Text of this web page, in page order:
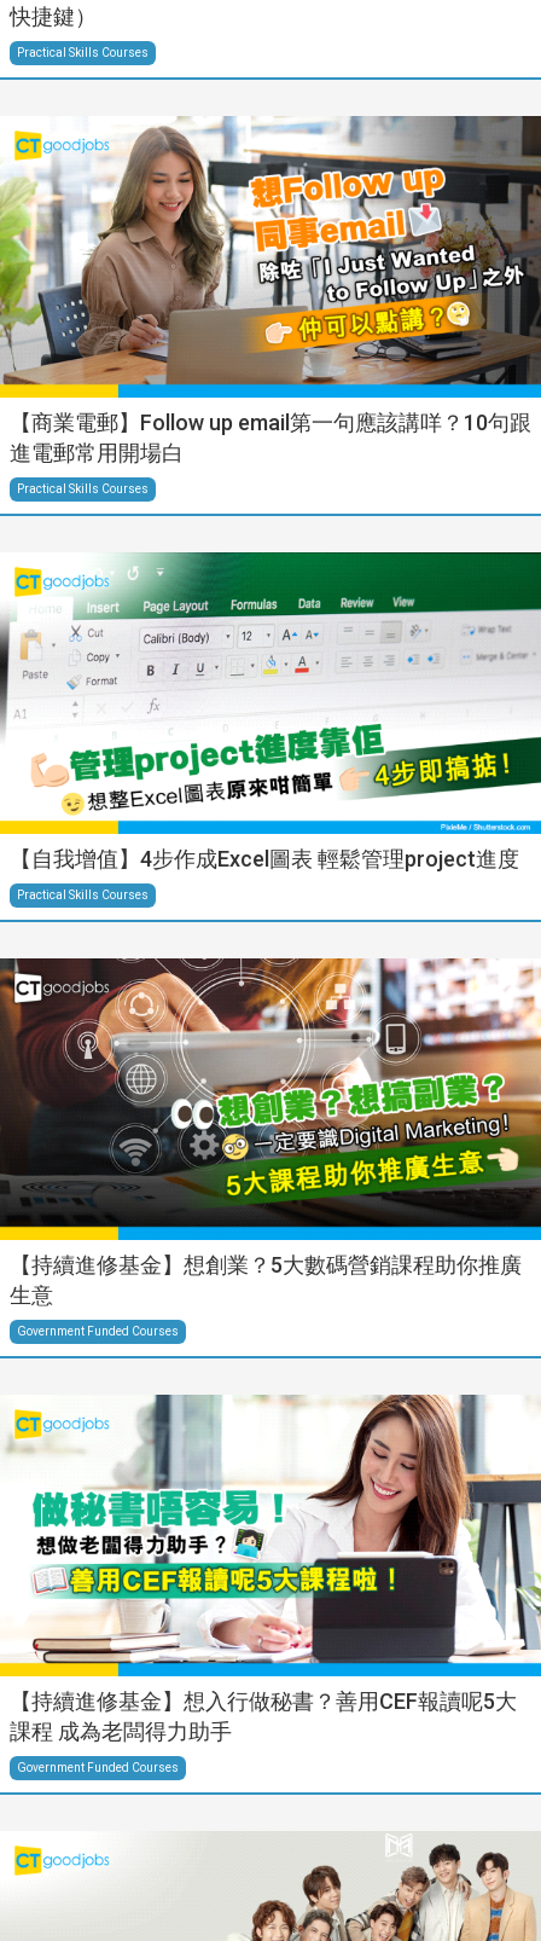
快捷鍵）
Practical Skills Courses
【商業電郵】Follow up email第一句應該講咩？10句跟
進電郵常用開場白
Practical Skills Courses
【自我增值】4步作成Excel圖表 輕鬆管理project進度
Practical Skills Courses
【持續進修基金】想創業？5大數碼營銷課程助你推廣
生意
Government Funded Courses
【持續進修基金】想入行做秘書？善用CEF報讀呢5大
課程 成為老闆得力助手
Government Funded Courses